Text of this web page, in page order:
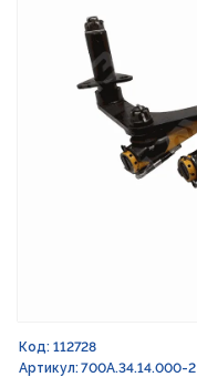
Код: 112728
Артикул: 700А.34.14.000-2